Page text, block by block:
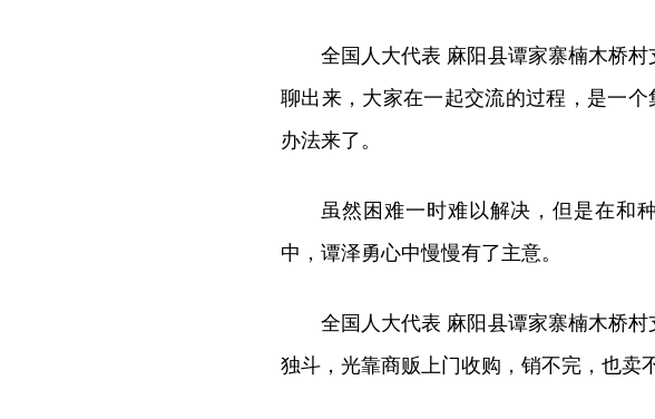
全国人大代表 麻阳县谭家寨楠木桥
聊出来，大家在一起交流的过程，是一
办法来了。
虽然困难一时难以解决，但是在和
中，谭泽勇心中慢慢有了主意。
全国人大代表 麻阳县谭家寨楠木桥
独斗，光靠商贩上门收购，销不完，也卖